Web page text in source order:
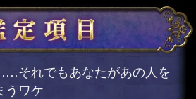
それでもあなたがあの人を
うワケ